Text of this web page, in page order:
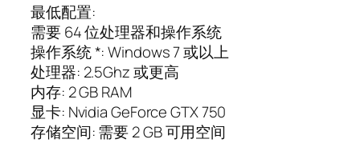
最低配置:
需要 64 位处理器和操作系统
操作系统 *: Windows 7 或以上
处理器: 2.5Ghz 或更高
内存: 2 GB RAM
显卡: Nvidia GeForce GTX 750
存储空间: 需要 2 GB 可用空间